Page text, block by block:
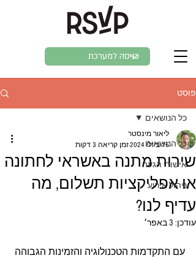
פוסט
כל הנושאים
אישורי הגעה
ניהול אירוע
כל הנושאים
שירות מתנה באשראי לחתונה
או אפליקציות תשלום, מה
עדיף לנו?
ליאור מינסטר
16 ביולי 2024
זמן קריאה 3 דקות
עודכן: 3 באפר׳
עם התקדמות הטכנולוגיה והזמינות הגבוהה